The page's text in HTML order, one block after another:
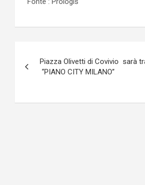
articoli
Piazza Olivetti di Covivio sarà
“PIANO CITY MILANO”